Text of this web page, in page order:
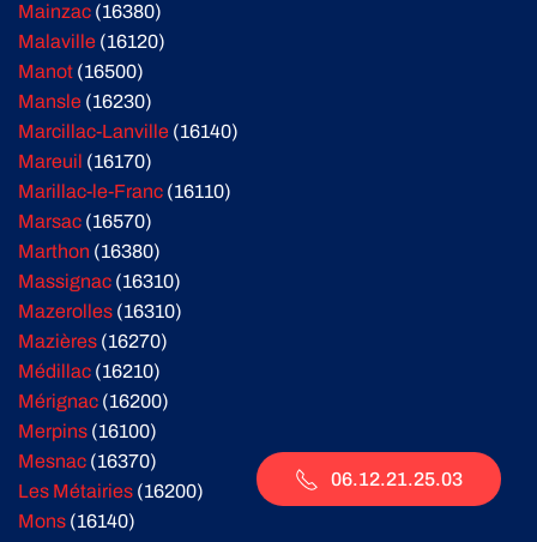
Mainzac (16380)
Malaville (16120)
Manot (16500)
Mansle (16230)
Marcillac-Lanville (16140)
Mareuil (16170)
Marillac-le-Franc (16110)
Marsac (16570)
Marthon (16380)
Massignac (16310)
Mazerolles (16310)
Mazières (16270)
Médillac (16210)
Mérignac (16200)
Merpins (16100)
Mesnac (16370)
Les Métairies (16200)
Mons (16140)
06.12.21.25.03